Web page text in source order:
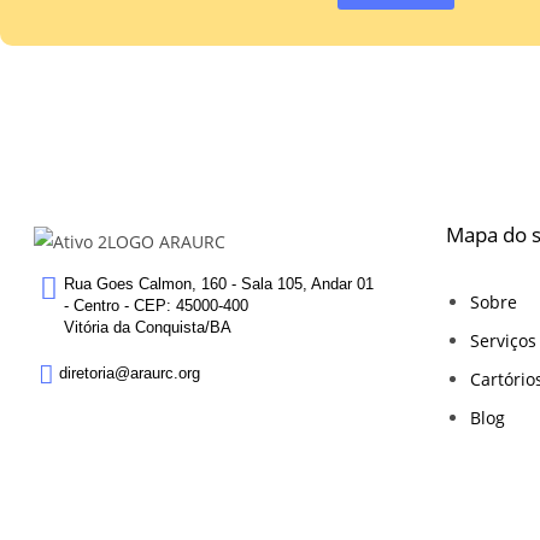
Rua Goes Calmon, 160 - Sala 105, Andar 01
- Centro - CEP: 45000-400
Vitória da Conquista/BA
diretoria@araurc.org
Mapa do
Sobre
Serviços
Blog